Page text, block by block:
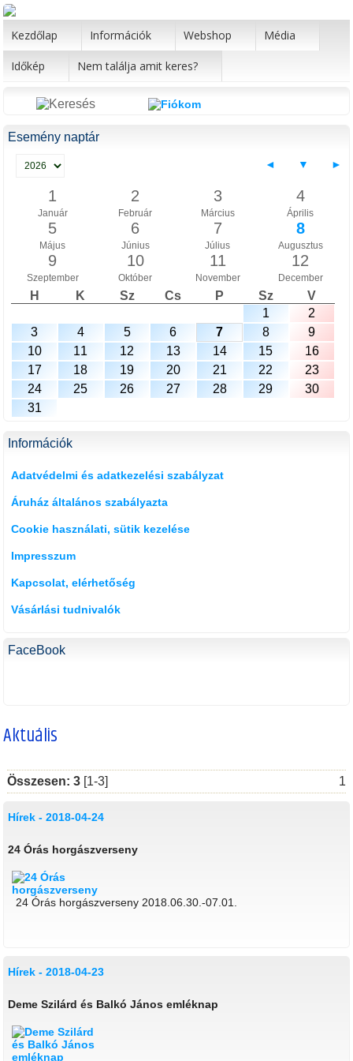
Kezdőlap Információk Webshop Média
Időkép Nem találja amit keres?
Esemény naptár
◄ ▼ ►
1
Január
2
Február
3
Március
4
Április
5
Május
6
Június
7
Július
8
Augusztus
9
Szeptember
10
Október
11
November
12
December
H K Sz Cs P Sz
V
1
2
3
4 5 6 7 8
9
10
11 12 13 14 15
16
17
18 19 20 21 22
23
24
25 26 27 28 29
30
31
Információk
Adatvédelmi és adatkezelési szabályzat
Áruház általános szabályazta
Cookie használati, sütik kezelése
Impresszum
Kapcsolat, elérhetőség
Vásárlási tudnivalók
FaceBook
Aktuális
Összesen: 3 [1-3] 1
Hírek - 2018-04-24
24 Órás horgászverseny
24 Órás horgászverseny 2018.06.30.-07.01.
Hírek - 2018-04-23
Deme Szilárd és Balkó János emléknap